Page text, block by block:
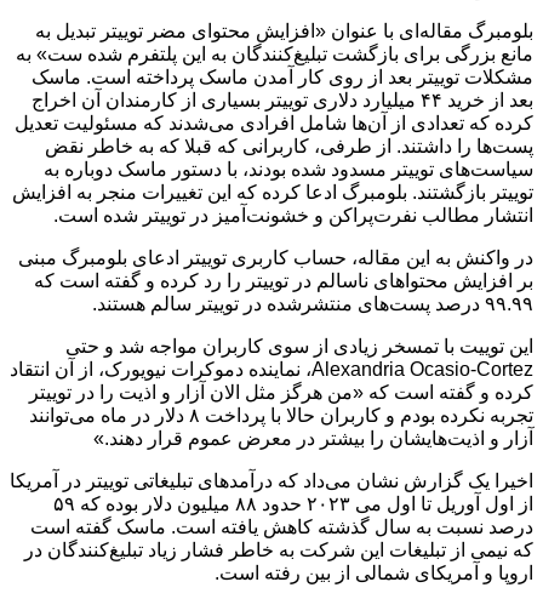
بلومبرگ مقاله‌ای با عنوان «افزایش محتوای مضر توییتر تبدیل به
مانع بزرگی برای بازگشت تبلیغ‌کنندگان به این پلتفرم شده ست» به
مشکلات توییتر بعد از روی کار آمدن ماسک پرداخته است. ماسک
بعد از خرید ۴۴ میلیارد دلاری توییتر بسیاری از کارمندان آن اخراج
کرده که تعدادی از آن‌ها شامل افرادی می‌شدند که مسئولیت تعدیل
پست‌ها را داشتند. از طرفی، کاربرانی که قبلا که به خاطر نقض
سیاست‌های توییتر مسدود شده بودند، با دستور ماسک دوباره به
توییتر بازگشتند. بلومبرگ ادعا کرده که این تغییرات منجر به افزایش
انتشار مطالب نفرت‌پراکن و خشونت‌آمیز در توییتر شده است.
در واکنش به این مقاله، حساب کاربری توییتر ادعای بلومبرگ مبنی
بر افزایش محتواهای ناسالم در توییتر را رد کرده و گفته است که
۹۹.۹۹ درصد پست‌های منتشرشده در توییتر سالم هستند.
این توییت با تمسخر زیادی از سوی کاربران مواجه شد و حتی
Alexandria Ocasio-Cortez، نماینده دموکرات نیویورک، از آن انتقاد
کرده و گفته است که «من هرگز مثل الان آزار و اذیت را در توییتر
تجربه نکرده بودم و کاربران حالا با پرداخت ۸ دلار در ماه می‌توانند
آزار و اذیت‌هایشان را بیشتر در معرض عموم قرار دهند.»
اخیرا یک گزارش نشان می‌داد که درآمدهای تبلیغاتی توییتر در آمریکا
از اول آوریل تا اول می ۲۰۲۳ حدود ۸۸ میلیون دلار بوده که ۵۹
درصد نسبت به سال گذشته کاهش یافته است. ماسک گفته است
که نیمی از تبلیغات این شرکت به خاطر فشار زیاد تبلیغ‌کنندگان در
اروپا و آمریکای شمالی از بین رفته است.